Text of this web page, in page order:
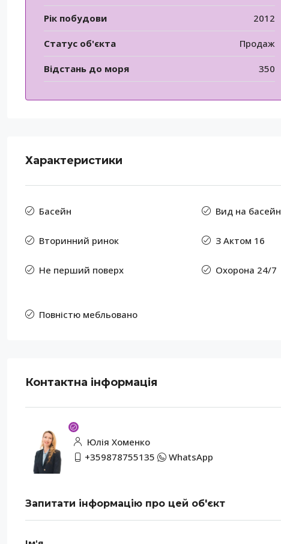
Рік побудови 2012
Статус об'єкта Продаж
Відстань до моря 350
Характеристики
Басейн Вид на басейн
Вторинний ринок З Актом 16
Не перший поверх Охорона 24/7
Повністю мебльовано
Контактна інформація
Юлія Хоменко
+359878755135
WhatsApp
Запитати інформацію про цей об'єкт